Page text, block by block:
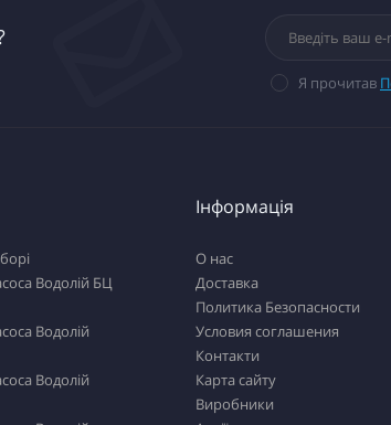
Я прочитав
Водолій БЦ
Водолій
Водолій
Інформація
О нас
Доставка
Политика Безопасности
Условия соглашения
Контакти
Карта сайту
Виробники